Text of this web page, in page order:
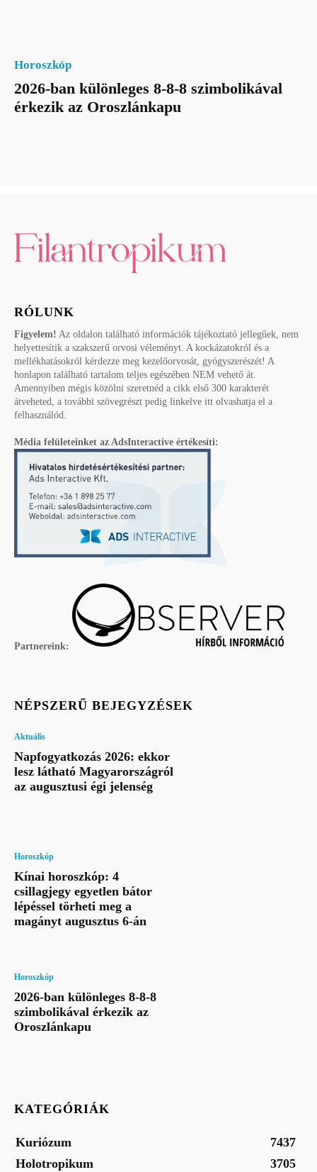
Horoszkóp
2026-ban különleges 8-8-8 szimbolikával
érkezik az Oroszlánkapu
RÓLUNK
Figyelem! Az oldalon található információk tájékoztató jellegűek, nem
helyettesítik a szakszerű orvosi véleményt. A kockázatokról és a
mellékhatásokról kérdezze meg kezelőorvosát, gyógyszerészét! A
honlapon található tartalom teljes egészében NEM vehető át.
Amennyiben mégis közölni szeretnéd a cikk első 300 karakterét
átveheted, a további szövegrészt pedig linkelve itt olvashatja el a
felhasználód.
Média felületeinket az AdsInteractive értékesíti:
Partnereink:
NÉPSZERŰ BEJEGYZÉSEK
Aktuális
Napfogyatkozás 2026: ekkor
lesz látható Magyarországról
az augusztusi égi jelenség
Horoszkóp
Kínai horoszkóp: 4
csillagjegy egyetlen bátor
lépéssel törheti meg a
magányt augusztus 6-án
Horoszkóp
2026-ban különleges 8-8-8
szimbolikával érkezik az
Oroszlánkapu
KATEGÓRIÁK
Kuriózum
7437
Holotropikum
3705